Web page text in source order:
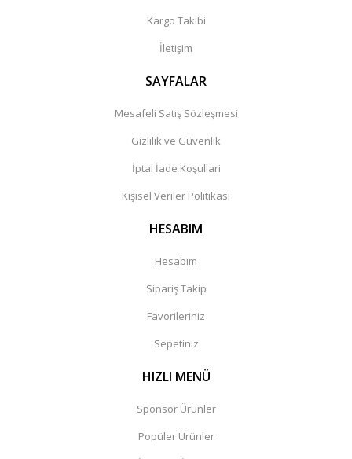
Kargo Takibi
İletişim
SAYFALAR
Mesafeli Satış Sözleşmesi
Gizlilik ve Güvenlik
İptal İade Koşullari
Kişisel Veriler Politikası
HESABIM
Hesabım
Sipariş Takip
Favorileriniz
Sepetiniz
HIZLI MENÜ
Sponsor Ürünler
Popüler Ürünler